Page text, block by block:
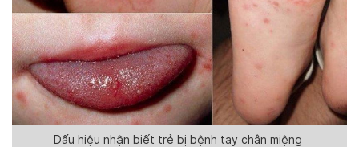
Dấu hiệu nhận biết trẻ bị bệnh tay chân miệng